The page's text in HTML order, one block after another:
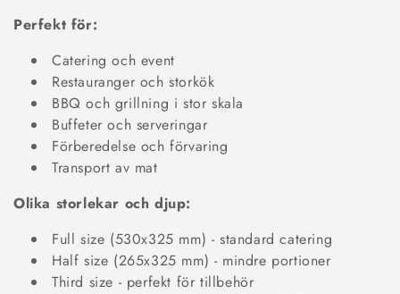
e
Perfekt för:
Catering och event
Restauranger och storkök
BBQ och grillning i stor skala
Buffeter och serveringar
Förberedelse och förvaring
Transport av mat
Olika storlekar och djup:
Full size (530x325 mm) - standard catering
Half size (265x325 mm) - mindre portioner
Third size - perfekt för tillbehör